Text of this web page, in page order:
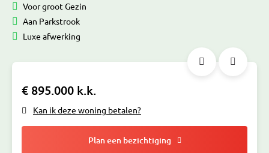
Voor groot Gezin
Aan Parkstrook
Luxe afwerking
€ 895.000 k.k.
Kan ik deze woning betalen?
Plan een bezichtiging